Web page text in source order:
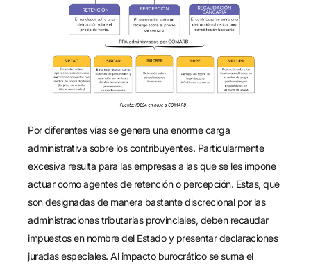
Por diferentes vías se genera una enorme carga
administrativa sobre los contribuyentes. Particularmente
excesiva resulta para las empresas a las que se les impone
actuar como agentes de retención o percepción. Estas, que
son designadas de manera bastante discrecional por las
administraciones tributarias provinciales, deben recaudar
impuestos en nombre del Estado y presentar declaraciones
juradas especiales. Al impacto burocrático se suma el